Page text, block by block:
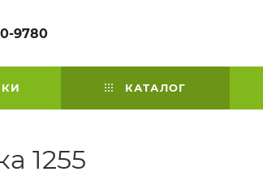
9780
КАТАЛОГ
1255